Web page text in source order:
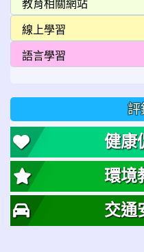
評
健康
環境
交通